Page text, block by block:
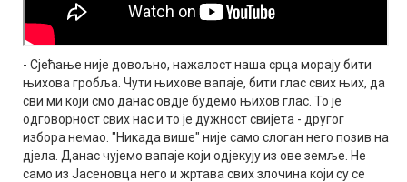
- Сјећање није довољно, нажалост наша срца морају бити
њихова гробља. Чути њихове вапаје, бити глас свих њих, да
сви ми који смо данас овдје будемо њихов глас. То је
одговорност свих нас и то је дужност свијета - другог
избора немао. "Никада више" није само слоган него позив на
дјела. Данас чујемо вапаје који одјекују из ове земље. Не
само из Јасеновца него и жртава свих злочина који су се